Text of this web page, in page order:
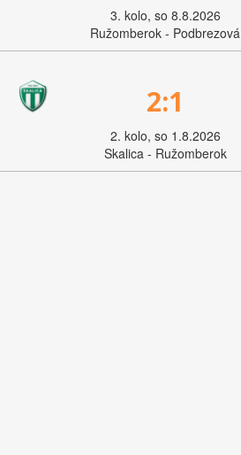
3. kolo, so 8.8.2026
Ružomberok - Podbrezová
2:1
2. kolo, so 1.8.2026
Skalica - Ružomberok